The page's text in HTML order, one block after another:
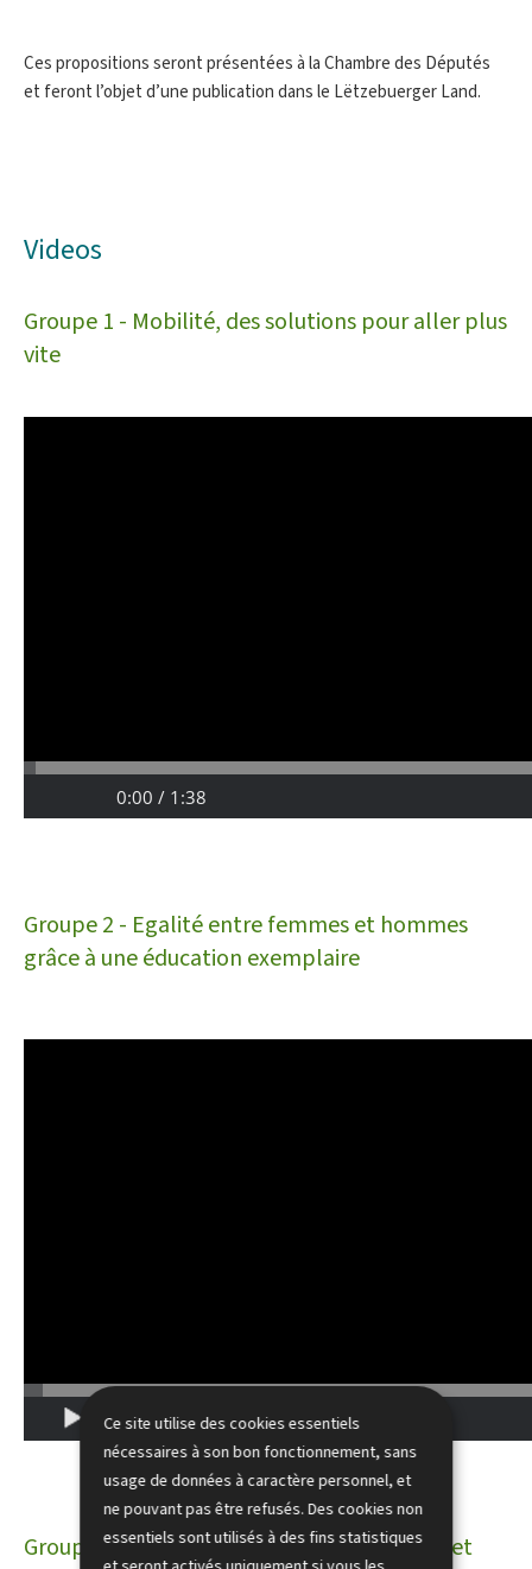
Ce site utilise des cookies essentiels
nécessaires à son bon fonctionnement, sans
usage de données à caractère personnel, et
ne pouvant pas être refusés. Des cookies non
essentiels sont utilisés à des fins statistiques
Ces propositions seront présentées à la Chambre des Députés
et feront l’objet d’une publication dans le Lëtzebuerger Land.
Videos
Groupe 1 - Mobilité, des solutions pour aller plus
vite
Groupe 2 - Egalité entre femmes et hommes
grâce à une éducation exemplaire
Groupe 3 - Ee Lëtzebuerg wou Intoleranz net